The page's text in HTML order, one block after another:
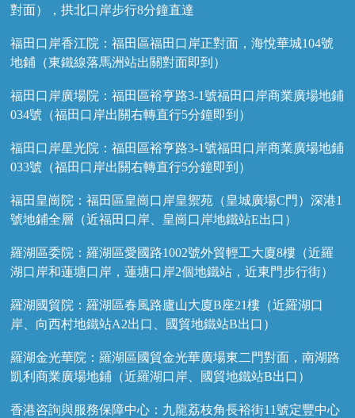
對面），拱北口岸步行8分鐘直達
福田口岸香江院：福田區福田口岸正對面，海悅華城104號
地鋪（東鐵線落馬洲站出關對面即到）
福田口岸廣場院：福田區裕亨路3-1號福田口岸商業廣場地鋪
034號（福田口岸出關右轉直行5分鐘即到）
福田口岸星光院：福田區裕亨路3-1號福田口岸商業廣場地鋪
033號（福田口岸出關右轉直行5分鐘即到）
福田皇崗院：福田區皇崗口岸皇禦苑（皇城廣場C門）深港1
號地鋪全層（近福田口岸、皇崗口岸地鐵站E出口）
羅湖區委院：羅湖區愛國路1002號外貿輕工大廈8樓（近羅
湖口岸和蓮塘口岸，蓮塘口岸2個地鐵站，近東門步行街）
羅湖國貿院：羅湖區春風路廬山大廈B座21樓（近羅湖口
岸、向西村地鐵站A2出口、國貿地鐵站B出口）
羅湖金光華院：羅湖區國貿金光華廣場東二門對面，南湖路
凱利商業廣場地鋪（近羅湖口岸、國貿地鐵站B出口）
香港咨詢與服務保障中心：九龍荔枝角長裕街11號定豐中心